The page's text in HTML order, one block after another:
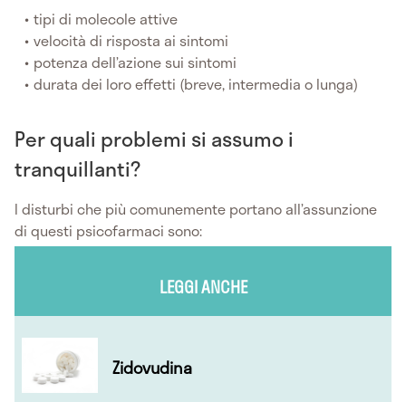
tipi di molecole attive
velocità di risposta ai sintomi
potenza dell’azione sui sintomi
durata dei loro effetti (breve, intermedia o lunga)
Per quali problemi si assumo i
tranquillanti?
I disturbi che più comunemente portano all’assunzione
di questi psicofarmaci sono:
LEGGI ANCHE
Zidovudina